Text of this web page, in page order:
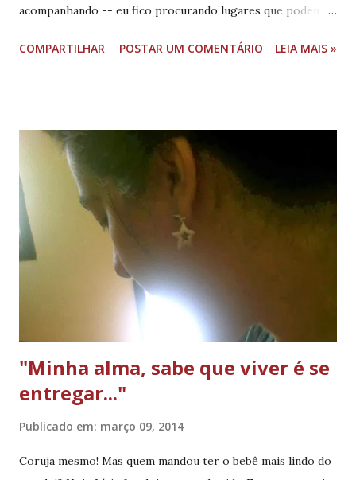
acompanhando -- eu fico procurando lugares que podem
consegue fazer uma lista de 100 livros para ler com livros
Acabei lembrando desse meu livro "esquecidinho" na
estante, o "1001 Livros para Ler Antes de Morrer". Esse
pequeno "catatau" de 960 páginas (estou denunciando a
idade com esse termo? Provavelmente sim) contém uma
pequena resenha dos sugeridos 1001 Livros, com um pouco
de história e importância da obra. Também é um livro
interessante de folhear porque você encontra pinturas e
fotografias relacionadas as épocas das obras. Ele está
COMPARTILHAR POSTAR UM COMENTÁRIO LEIA MAIS »
"Minha alma, sabe que viver é se
entregar..."
Publicado em: março 09, 2014
Coruja mesmo! Mas quem mandou ter o bebê mais lindo do